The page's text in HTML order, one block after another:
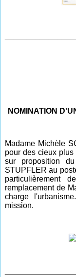
NOMINATION
Madame Michèle
pour des cieux
sur proposition
STUPFLER au
particulièrement
remplacement de
charge
mission.